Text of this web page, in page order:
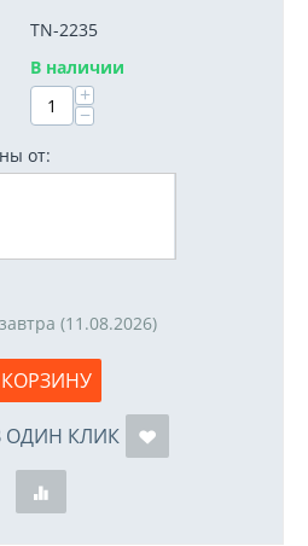
TN-2235
В наличии
+
−
от:
(11.08.2026)
ОДИН КЛИК